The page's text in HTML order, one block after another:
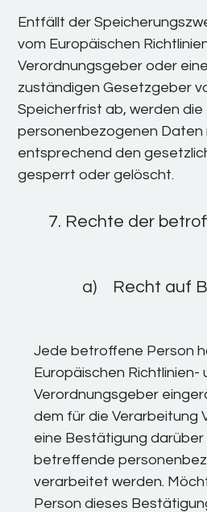
Entfällt der
vom Europäischen
Verordnungsgeber oder
zuständigen Gesetzgeber
Speicherfrist ab, werden die
personenbezogenen Daten
entsprechend den
gesperrt oder gelöscht.
7. Rechte der
a) Recht auf
Jede betroffene Person
Europäischen Richtlinien-
Verordnungsgeber
dem für die Verarbeitung
eine Bestätigung darüber
betreffende
verarbeitet werden.
Person dieses